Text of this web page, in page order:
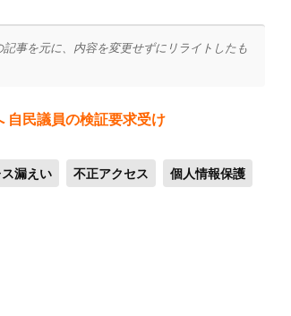
記事を元に、内容を変更せずにリライトしたも
自民議員の検証要求受け
漏えい 不正アクセス 個人情報保護